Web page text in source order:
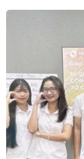
Tổng thống
không kích